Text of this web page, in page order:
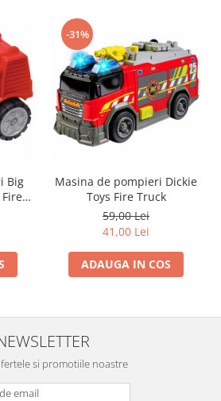
Big
-31%
Masina de pompieri Dickie
Toys Fire Truck
59,00 Lei
41,00 Lei
ADAUGA IN COS
si promotiile noastre